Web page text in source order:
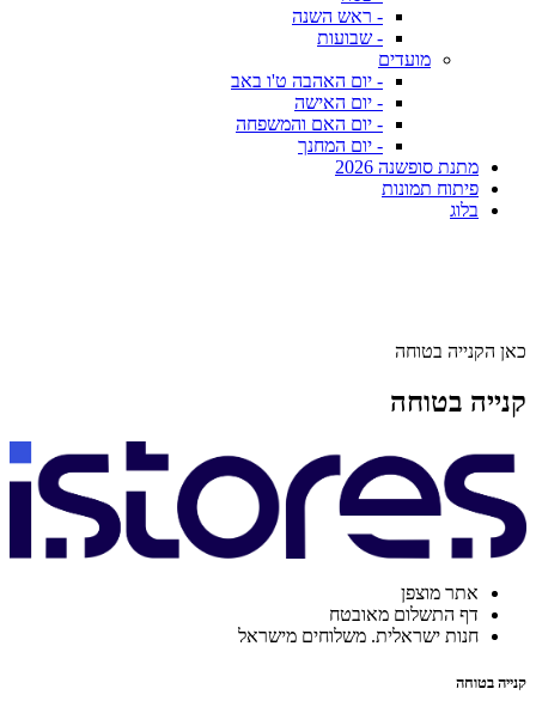
- ראש השנה
- שבועות
מועדים
- יום האהבה ט'ו באב
- יום האישה
- יום האם והמשפחה
- יום המחנך
מתנת סופשנה 2026
פיתוח תמונות
בלוג
כאן הקנייה בטוחה
קנייה בטוחה
אתר מוצפן
דף התשלום מאובטח
חנות ישראלית. משלוחים מישראל
קנייה בטוחה